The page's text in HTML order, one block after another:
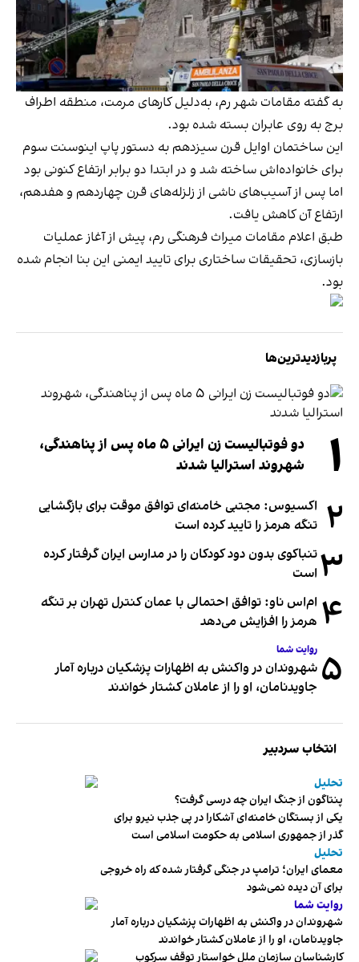
به‌ گفته مقامات شهر رم، به‌دلیل کارهای مرمت، منطقه اطراف
برج به روی عابران بسته شده بود.
این ساختمان اوایل قرن سیزدهم به دستور پاپ اینوسنت سوم
برای خانواده‌اش ساخته شد و در ابتدا دو برابر ارتفاع کنونی بود
اما پس از آسیب‌های ناشی از زلزله‌های قرن چهاردهم و هفدهم،
ارتفاع آن کاهش یافت.
طبق اعلام مقامات میراث فرهنگی رم، پیش از آغاز عملیات
بازسازی، تحقیقات ساختاری برای تایید ایمنی این بنا انجام شده
بود.
پربازدیدترین‌ها
۱
دو فوتبالیست زن ایرانی ۵ ماه پس از پناهندگی،
شهروند استرالیا شدند
۲ اکسیوس: مجتبی خامنه‌ای توافق موقت برای بازگشایی
تنگه هرمز را تایید کرده است
۳تنباکوی بدون دود کودکان را در مدارس ایران گرفتار کرده
است
۴ ام‌اس ناو: توافق احتمالی با عمان کنترل تهران بر تنگه
هرمز را افزایش می‌دهد
۵ روایت شما
شهروندان در واکنش به اظهارات پزشکیان درباره آمار
جاویدنامان، او را از عاملان کشتار خواندند
انتخاب سردبیر
تحلیل
پنتاگون از جنگ ایران چه درسی گرفت؟
یکی از بستگان خامنه‌ای آشکارا در پی جذب نیرو برای
گذر از جمهوری اسلامی به حکومت اسلامی است
تحلیل
معمای ایران؛ ترامپ در جنگی گرفتار شده که راه خروجی
برای آن دیده نمی‌شود
روایت شما
شهروندان در واکنش به اظهارات پزشکیان درباره آمار
جاویدنامان، او را از عاملان کشتار خواندند
کارشناسان سازمان ملل خواستار توقف سرکوب